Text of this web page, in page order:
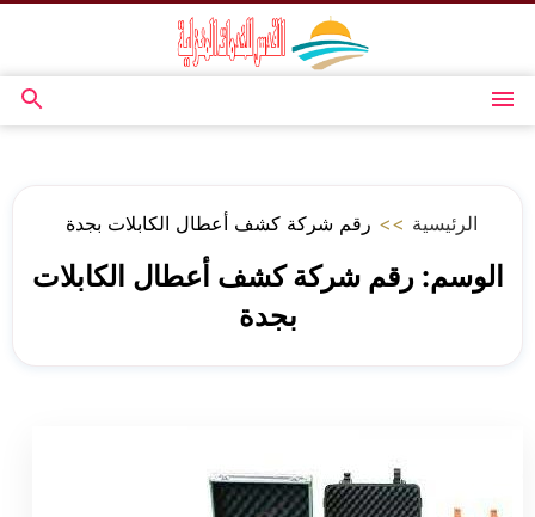
المحتوى
القائمة
بحث
الرئيسية >> رقم شركة كشف أعطال الكابلات بجدة
الوسم:رقم شركة كشف أعطال الكابلات
بجدة